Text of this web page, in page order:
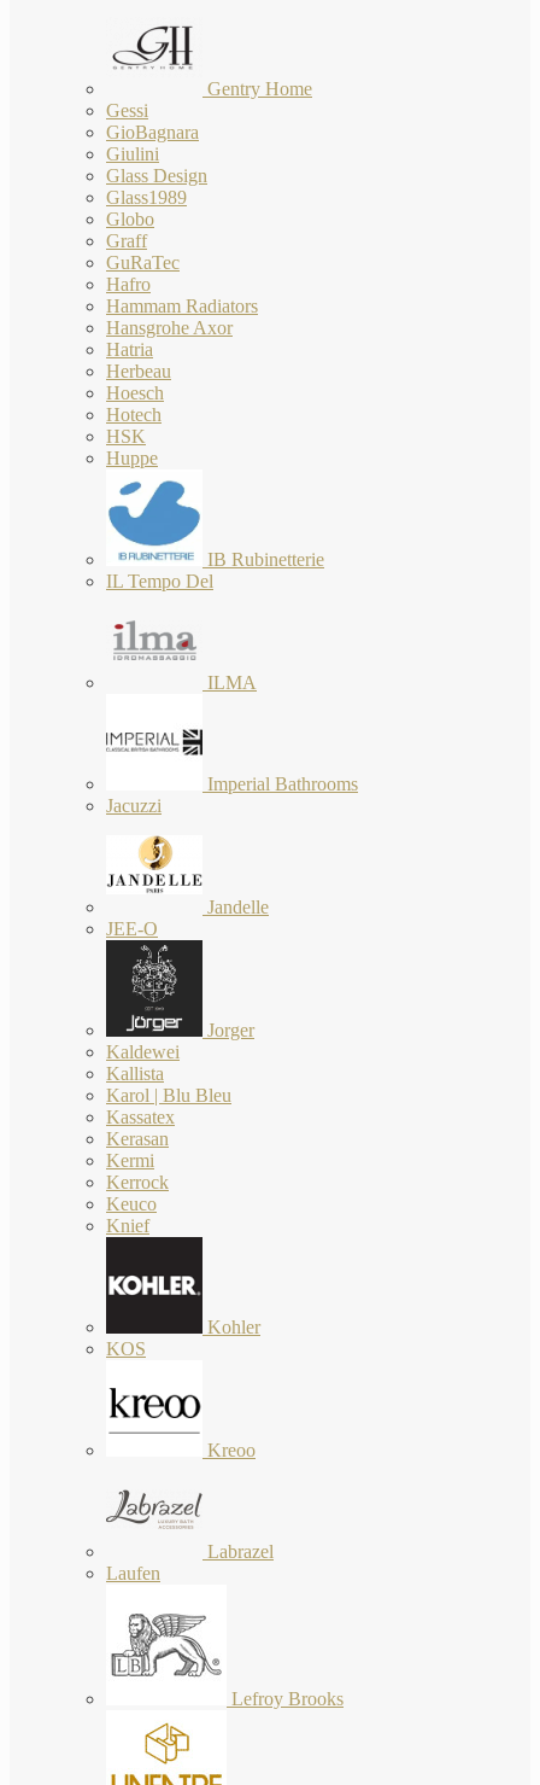
Gentry Home
Gessi
GioBagnara
Giulini
Glass Design
Glass1989
Globo
Graff
GuRaTec
Hafro
Hammam Radiators
Hansgrohe Axor
Hatria
Herbeau
Hoesch
Hotech
HSK
Huppe
IB Rubinetterie
IL Tempo Del
ILMA
Imperial Bathrooms
Jacuzzi
Jandelle
JEE-O
Jorger
Kaldewei
Kallista
Karol | Blu Bleu
Kassatex
Kerasan
Kermi
Kerrock
Keuco
Knief
Kohler
KOS
Kreoo
Labrazel
Laufen
Lefroy Brooks